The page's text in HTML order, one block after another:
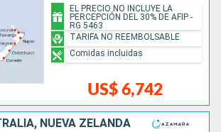
US$ 6,742
EL PRECIO NO INCLUYE LA
PERCEPCIÓN DEL 30% DE AFIP -
RG 5463
TARIFA NO REEMBOLSABLE
Comidas incluidas
NUEVA ZELANDA